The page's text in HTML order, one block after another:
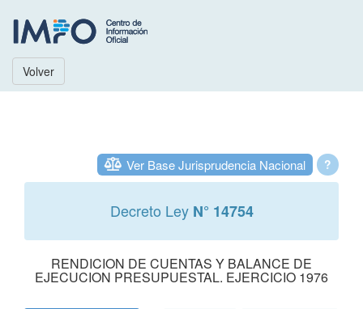
Volver
?
Ver Base Jurisprudencia Nacional
Decreto Ley N° 14754
RENDICION DE CUENTAS Y BALANCE DE
EJECUCION PRESUPUESTAL. EJERCICIO 1976